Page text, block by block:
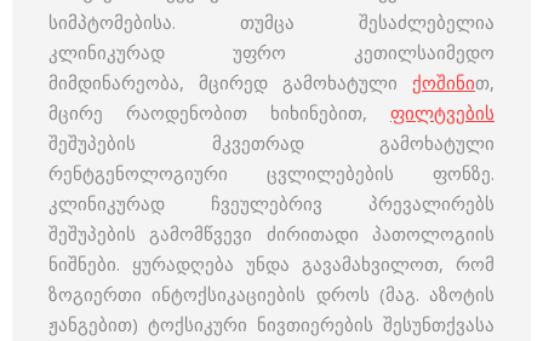
სიმპტომებისა. თუმცა შესაძლებელია
კლინიკურად უფრო კეთილსაიმედო
მიმდინარეობა, მცირედ გამოხატული ქოშინით,
მცირე რაოდენობით ხიხინებით, ფილტვების
შეშუპების მკვეთრად გამოხატული
რენტგენოლოგიური ცვლილებების ფონზე.
კლინიკურად ჩვეულებრივ პრევალირებს
შეშუპების გამომწვევი ძირითადი პათოლოგიის
ნიშნები. ყურადღება უნდა გავამახვილოთ, რომ
ზოგიერთი ინტოქსიკაციების დროს (მაგ. აზოტის
ჟანგებით) ტოქსიკური ნივთიერების შესუნთქვასა